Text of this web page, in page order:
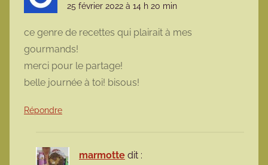
25 février 2022 à 14 h 20 min
ce genre de recettes qui plairait à mes
gourmands!
merci pour le partage!
belle journée à toi! bisous!
Répondre
marmotte dit :